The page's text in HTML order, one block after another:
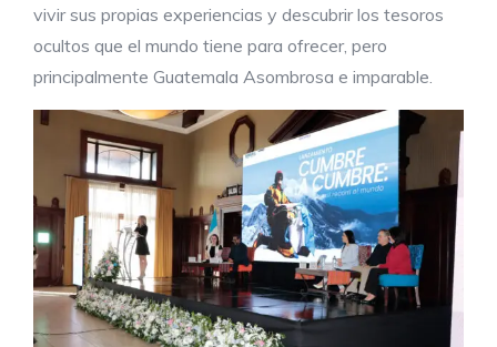
vivir sus propias experiencias y descubrir los tesoros
ocultos que el mundo tiene para ofrecer, pero
principalmente Guatemala Asombrosa e imparable.